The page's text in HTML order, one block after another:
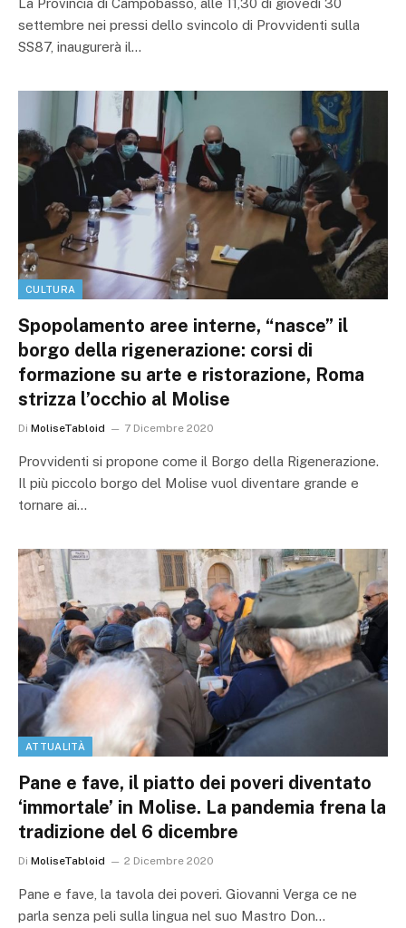
La Provincia di Campobasso, alle 11,30 di giovedì 30
settembre nei pressi dello svincolo di Provvidenti sulla
SS87, inaugurerà il…
CULTURA
Spopolamento aree interne, “nasce” il
borgo della rigenerazione: corsi di
formazione su arte e ristorazione, Roma
strizza l’occhio al Molise
Di MoliseTabloid 7 Dicembre 2020
Provvidenti si propone come il Borgo della Rigenerazione.
Il più piccolo borgo del Molise vuol diventare grande e
tornare ai…
ATTUALITÀ
Pane e fave, il piatto dei poveri diventato
‘immortale’ in Molise. La pandemia frena la
tradizione del 6 dicembre
Di MoliseTabloid 2 Dicembre 2020
Pane e fave, la tavola dei poveri. Giovanni Verga ce ne
parla senza peli sulla lingua nel suo Mastro Don…